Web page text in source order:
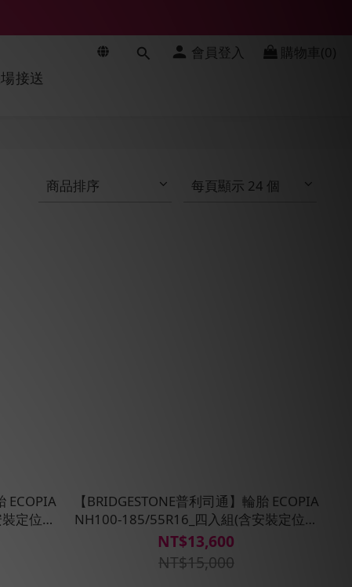
會員登入 購物車(0)
接送
商品排序 每頁顯示 24 個
ECOPIA
定位平
【BRIDGESTONE普利司通】輪胎 ECOPIA
NH100-185/55R16_四入組(含安裝定位平
衡)
NT$13,600
NT$15,000